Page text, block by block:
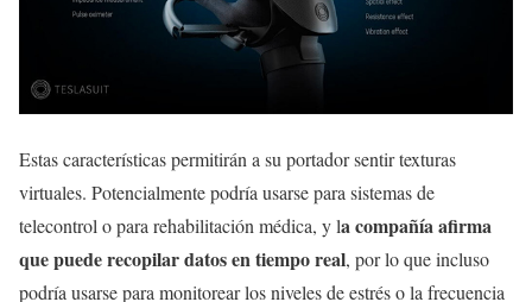
Estas características permitirán a su portador sentir texturas
virtuales. Potencialmente podría usarse para sistemas de
telecontrol o para rehabilitación médica, y la compañía afirma
que puede recopilar datos en tiempo real, por lo que incluso
podría usarse para monitorear los niveles de estrés o la frecuencia